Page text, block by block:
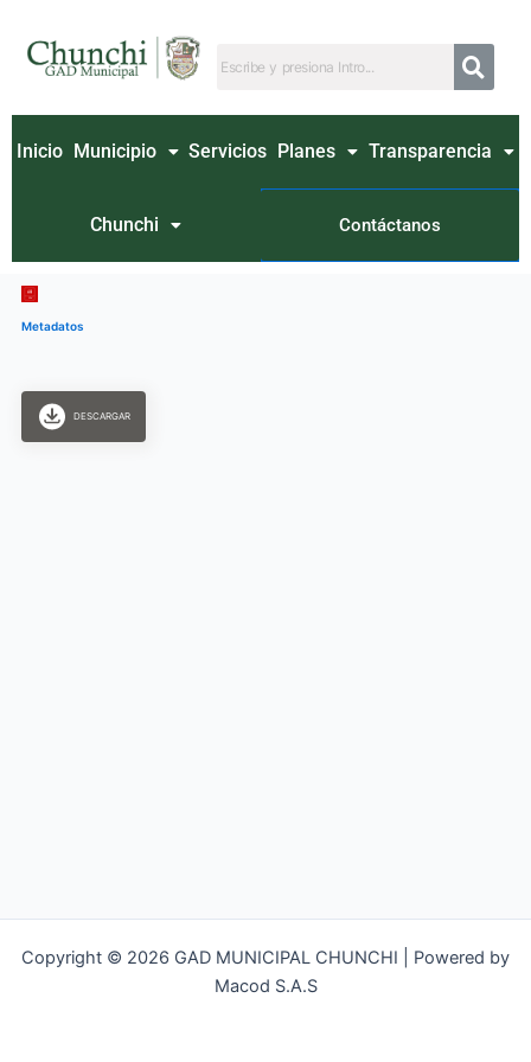
contenido
Inicio Municipio Servicios Planes Transparencia
Chunchi Contáctanos
Metadatos
DESCARGAR
Copyright © 2026 GAD MUNICIPAL CHUNCHI | Powered by
Macod S.A.S